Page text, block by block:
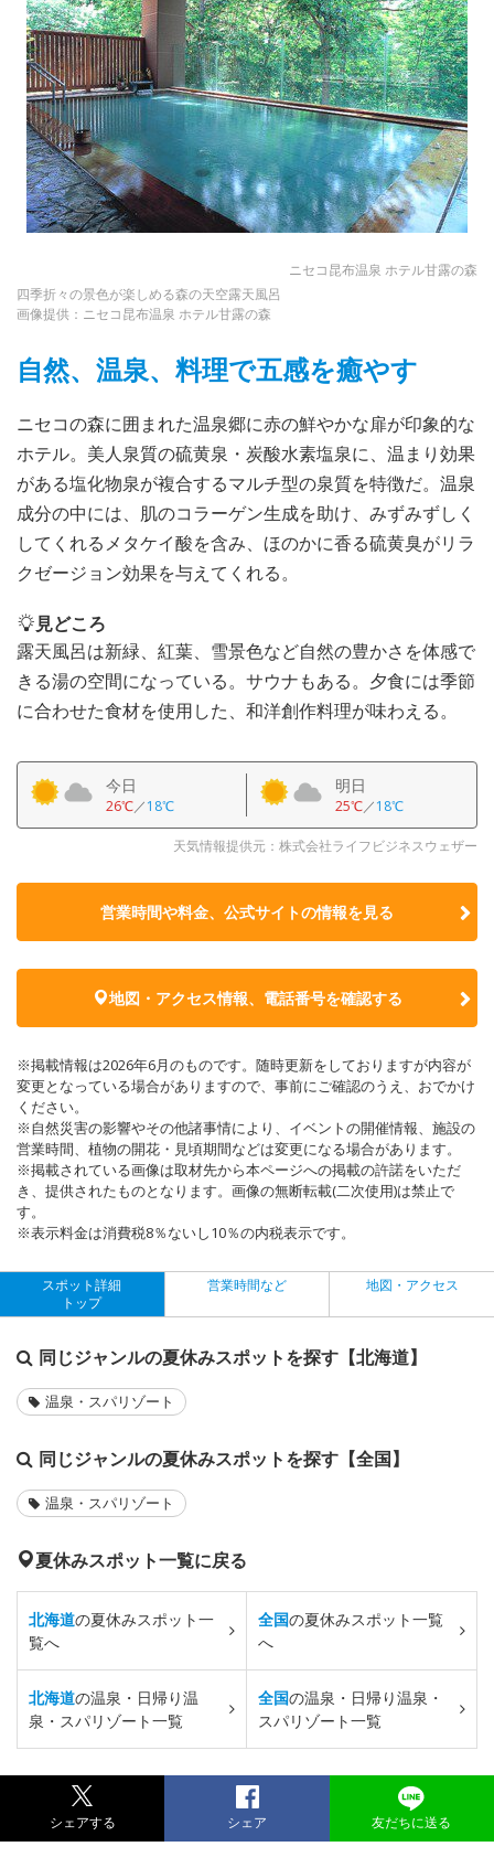
ニセコ昆布温泉 ホテル甘露の森
四季折々の景色が楽しめる森の天空露天風呂
画像提供：ニセコ昆布温泉 ホテル甘露の森
自然、温泉、料理で五感を癒やす
ニセコの森に囲まれた温泉郷に赤の鮮やかな扉が印象的な
ホテル。美人泉質の硫黄泉・炭酸水素塩泉に、温まり効果
がある塩化物泉が複合するマルチ型の泉質を特徴だ。温泉
成分の中には、肌のコラーゲン生成を助け、みずみずしく
してくれるメタケイ酸を含み、ほのかに香る硫黄臭がリラ
クゼージョン効果を与えてくれる。
見どころ
露天風呂は新緑、紅葉、雪景色など自然の豊かさを体感で
きる湯の空間になっている。サウナもある。夕食には季節
に合わせた食材を使用した、和洋創作料理が味わえる。
今日
26℃／18℃
明日
25℃／18℃
天気情報提供元：株式会社ライフビジネスウェザー
営業時間や料金、公式サイトの情報を見る
地図・アクセス情報、電話番号を確認する
※掲載情報は2026年6月のものです。随時更新をしておりますが内容が
変更となっている場合がありますので、事前にご確認のうえ、おでかけ
ください。
※自然災害の影響やその他諸事情により、イベントの開催情報、施設の
営業時間、植物の開花・見頃期間などは変更になる場合があります。
※掲載されている画像は取材先から本ページへの掲載の許諾をいただ
き、提供されたものとなります。画像の無断転載(二次使用)は禁止で
す。
※表示料金は消費税8％ないし10％の内税表示です。
スポット詳細
トップ
営業時間など 地図・アクセス
同じジャンルの夏休みスポットを探す【北海道】
温泉・スパリゾート
同じジャンルの夏休みスポットを探す【全国】
温泉・スパリゾート
夏休みスポット一覧に戻る
北海道の夏休みスポット一
覧へ
全国の夏休みスポット一覧
へ
北海道の温泉・日帰り温
泉・スパリゾート一覧
全国の温泉・日帰り温泉・
スパリゾート一覧
シェアする シェア 友だちに送る